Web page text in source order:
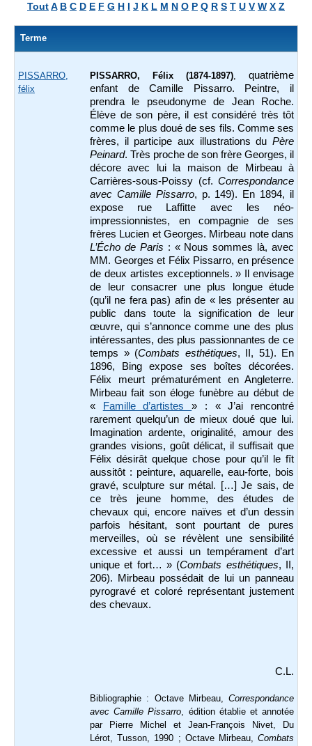
ToutA B C D E F G H I J K L M N O P Q R S T U V W X Z
Terme
PISSARRO,
félix
PISSARRO, Félix (1874-1897), quatrième
enfant de Camille Pissarro. Peintre, il
prendra le pseudonyme de Jean Roche.
Élève de son père, il est considéré très tôt
comme le plus doué de ses fils. Comme ses
frères, il participe aux illustrations du Père
Peinard. Très proche de son frère Georges, il
décore avec lui la maison de Mirbeau à
Carrières-sous-Poissy (cf. Correspondance
avec Camille Pissarro, p. 149). En 1894, il
expose rue Laffitte avec les néo-
impressionnistes, en compagnie de ses
frères Lucien et Georges. Mirbeau note dans
L’Écho de Paris : « Nous sommes là, avec
MM. Georges et Félix Pissarro, en présence
de deux artistes exceptionnels. » Il envisage
de leur consacrer une plus longue étude
(qu’il ne fera pas) afin de « les présenter au
public dans toute la signification de leur
œuvre, qui s’annonce comme une des plus
intéressantes, des plus passionnantes de ce
temps » (Combats esthétiques, II, 51). En
1896, Bing expose ses boîtes décorées.
Félix meurt prématurément en Angleterre.
Mirbeau fait son éloge funèbre au début de
«
Famille d’artistes» : « J’ai rencontré
rarement quelqu’un de mieux doué que lui.
Imagination ardente, originalité, amour des
grandes visions, goût délicat, il suffisait que
Félix désirât quelque chose pour qu’il le fît
aussitôt : peinture, aquarelle, eau-forte, bois
gravé, sculpture sur métal. […] Je sais, de
ce très jeune homme, des études de
chevaux qui, encore naïves et d’un dessin
parfois hésitant, sont pourtant de pures
merveilles, où se révèlent une sensibilité
excessive et aussi un tempérament d’art
unique et fort… » (Combats esthétiques, II,
206). Mirbeau possédait de lui un panneau
pyrogravé et coloré représentant justement
des chevaux.
C.L.
Bibliographie : Octave Mirbeau, Correspondance
avec Camille Pissarro , édition établie et annotée
par Pierre Michel et Jean-François Nivet, Du
Lérot, Tusson, 1990 ; Octave Mirbeau, Combats